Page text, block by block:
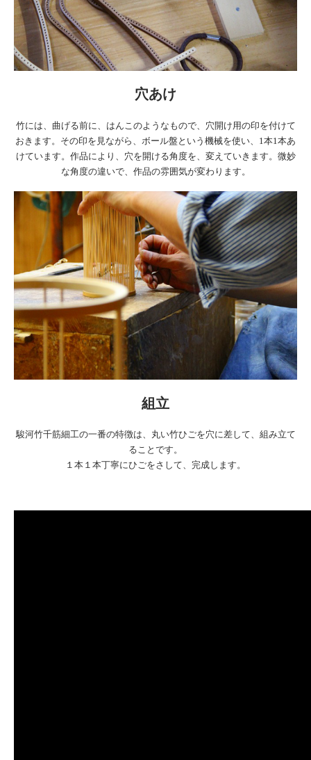
穴あけ
竹には、曲げる前に、はんこのようなもので、穴開け用の印を付けて
おきます。その印を見ながら、ボール盤という機械を使い、1本1本あ
けています。作品により、穴を開ける角度を、変えていきます。微妙
な角度の違いで、作品の雰囲気が変わります。
組立
駿河竹千筋細工の一番の特徴は、丸い竹ひごを穴に差して、組み立て
ることです。
１本１本丁寧にひごをさして、完成します。